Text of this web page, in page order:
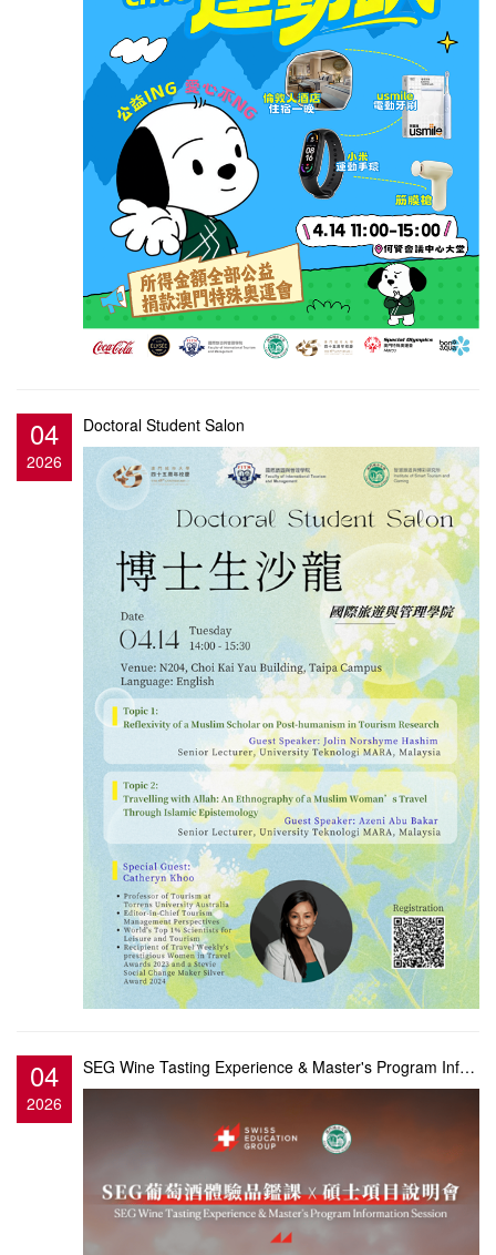
04
2026
Doctoral Student Salon
04
2026
SEG Wine Tasting Experience & Master's Program Information Session